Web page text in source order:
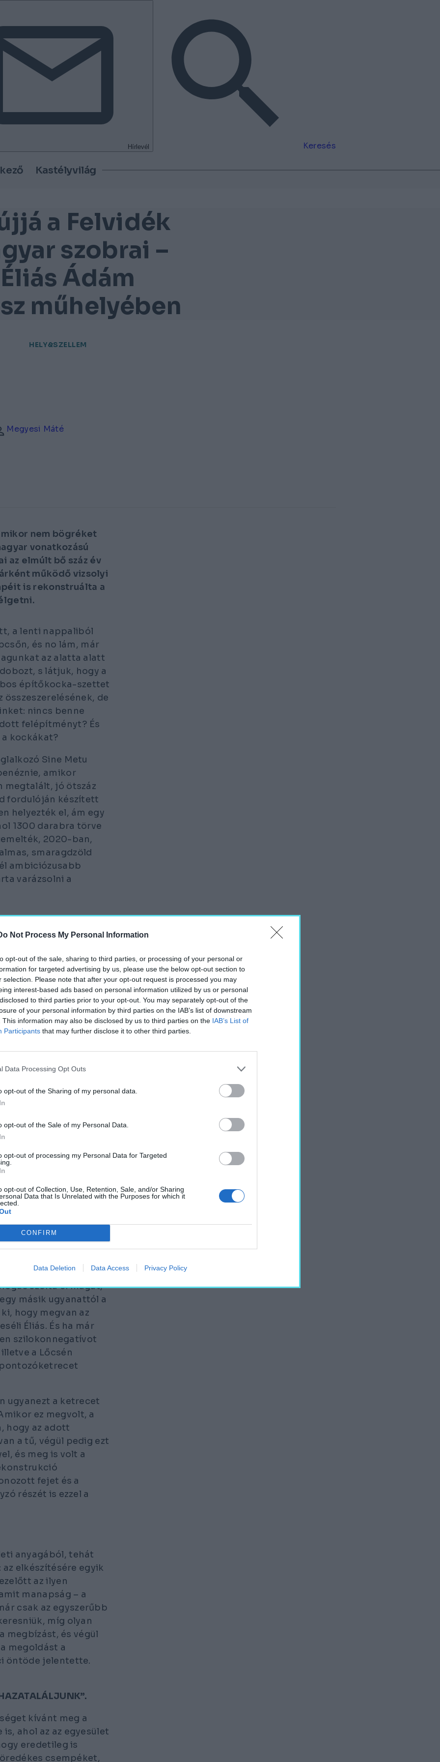
Not Process My Personal Information
opt-out of the sale, sharing to third parties, or processing of your personal or
for targeted advertising by us, please use the below opt-out section to
selection. Please note that after your opt-out request is processed you may
interest-based ads based on personal information utilized by us or personal
to third parties prior to your opt-out. You may separately opt-out of the
of your personal information by third parties on the IAB’s list of downstream
This information may also be disclosed by us to third parties on the IAB’s List of
Participants that may further disclose it to other third parties.
Data Processing Opt Outs
opt-out of the Sharing of my personal data.
opt-out of the Sale of my Personal Data.
opt-out of processing my Personal Data for Targeted
opt-out of Collection, Use, Retention, Sale, and/or Sharing
Data that Is Unrelated with the Purposes for which it
CONFIRM
Data Deletion Data Access Privacy Policy
Hírlevél Keresés
Kastélyvilág
a Felvidék
szobrai –
Ádám
műhelyében
HELY&SZELLEM
Megyesi Máté
nem bögréket
vonatkozású
az elmúlt bő száz év
működő vizsolyi
is rekonstruálta a
a lenti nappaliból
és no lám, már
az alatta alatt
s látjuk, hogy a
építőkocka-szettet
de
nincs benne
felépítményt? És
kockákat?
Sine Metu
amikor
megtalált, jó ötszáz
fordulóján készített
helyezték el, ám egy
1300 darabra törve
2020-ban,
smaragdzöld
ambiciózusabb
varázsolni a
230
szerencsére
2010-BEN ISMERKEDETT
regisztráló
már akkor is
is tartott
időközben bekerült.
Egyetem
által eltüntetett
felelősség
kezdődött, aztán
lőcsei
munkájára
első egészalakos '48-
1919
le, majd közel száz
végigkérdezgették a
szólta el magát,
másik ugyanattól a
hogy megvan az
Éliás. És ha már
szilokonnegatívot
a Lőcsén
ugyanezt a ketrecet
ez megvolt, a
hogy az adott
a tű, végül pedig ezt
és meg is volt a
fejet és a
részét is ezzel a
anyagából, tehát
elkészítésére egyik
az ilyen
manapság – a
csak az egyszerűbb
míg olyan
megbízást, és végül
megoldást a
öntöde jelentette.
kívánt meg a
ahol az az egyesület
eredetileg is
csempéket,